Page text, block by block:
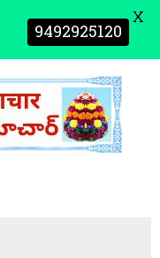
9492925120 X